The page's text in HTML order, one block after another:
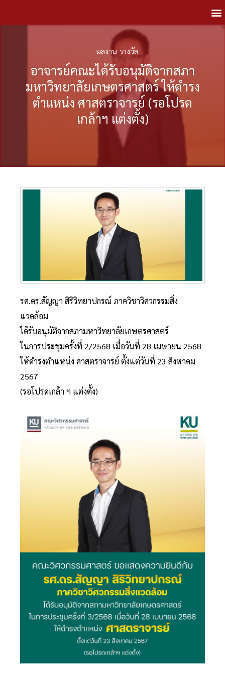
ผลงาน-รางวัล
อาจารย์คณะได้รับอนุมัติจากสภา
มหาวิทยาลัยเกษตรศาสตร์ ให้ดำรง
ตำแหน่ง ศาสตราจารย์ (รอโปรด
เกล้าฯ แต่งตั้ง)
รศ.ดร.สัญญา สิริวิทยาปกรณ์ ภาควิชาวิศวกรรมสิ่ง
แวดล้อม
ได้รับอนุมัติจากสภามหาวิทยาลัยเกษตรศาสตร์
ในการประชุมครั้งที่ 2/2568 เมื่อวันที่ 28 เมษายน 2568
ให้ดำรงตำแหน่ง ศาสตราจารย์ ตั้งแต่วันที่ 23 สิงหาคม
2567
(รอโปรดเกล้า ฯ แต่งตั้ง)